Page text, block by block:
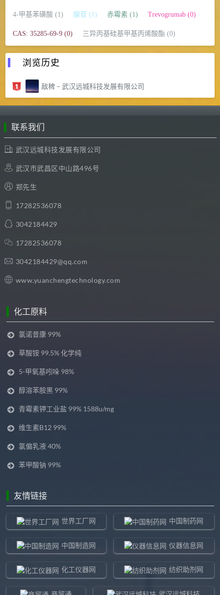
4-甲基苯磺酸 (1) 腺苷 (1) 赤霉素 (1) Trevogrumab (0)
CAS: 35285-69-9 (0) 三异丙基硅基甲基丙烯酸酯 (0)
浏览历史
敌稗 – 武汉远城科技发展有限公司
联系我们
武汉远城科技发展有限公司
武汉市武昌区中山路496号
郑先生
17282536078
3042184429
17282536078
3042184429@qq.com
www.yuanchengtechnology.com
化工原料
氯诺昔康 99%
草酸铵 99.5% 化学纯
5-甲氧基吲哚 98%
醇溶苯胺黑 99%
青霉素钾工业盐 99% 1588u/mg
维生素B12 99%
氯偏乳液 40%
苯甲酸钠 99%
友情链接
世界工厂网 中国制药网
中国制造网 仪器信息网
化工仪器网 纺织助剂网